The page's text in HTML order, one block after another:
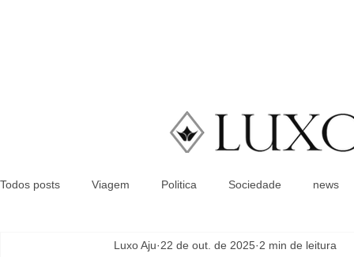
Todos posts Viagem Politica Sociedade news
Luxo Aju 22 de out. de 2025 2 min de leitura